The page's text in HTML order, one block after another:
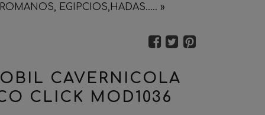
EGIPCIOS,HADAS..... »
CAVERNICOLA
CLICK MOD1036